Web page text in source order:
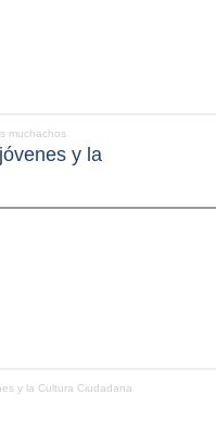
muchachos
y la
y la Cultura Ciudadana